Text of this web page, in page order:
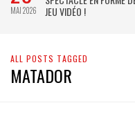
MAI 2026
JEU VIDÉO !
ALL POSTS TAGGED
MATADOR